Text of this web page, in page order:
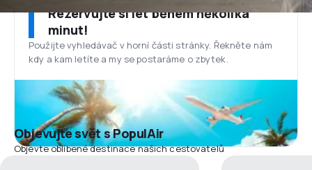
Rezervujte si let během několika
minut!
Použijte vyhledávač v horní části stránky. Řekněte nám
kdy a kam letíte a my se postaráme o zbytek.
Objevujte svět s PopulAir
Objevte oblíbené destinace našich cestovatelů